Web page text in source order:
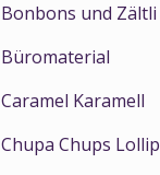
Bonbons und Zältli
Büromaterial
Caramel Karamell
Chupa Chups